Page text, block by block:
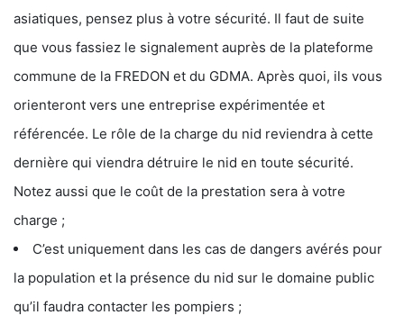
asiatiques, pensez plus à votre sécurité. Il faut de suite
que vous fassiez le signalement auprès de la plateforme
commune de la FREDON et du GDMA. Après quoi, ils vous
orienteront vers une entreprise expérimentée et
référencée. Le rôle de la charge du nid reviendra à cette
dernière qui viendra détruire le nid en toute sécurité.
Notez aussi que le coût de la prestation sera à votre
charge ;
C’est uniquement dans les cas de dangers avérés pour
la population et la présence du nid sur le domaine public
qu’il faudra contacter les pompiers ;